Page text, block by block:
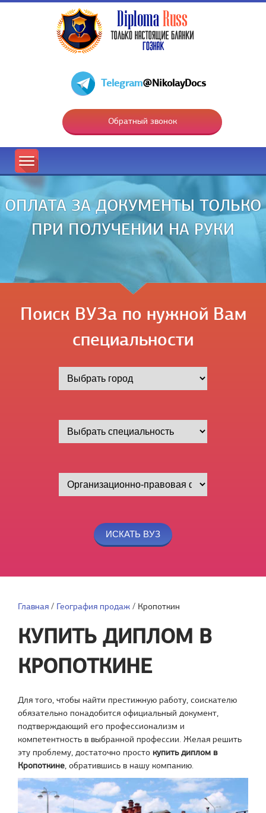
Telegram@NikolayDocs
Обратный звонок
ОПЛАТА ЗА ДОКУМЕНТЫ ТОЛЬКО
ПРИ ПОЛУЧЕНИИ НА РУКИ
Поиск ВУЗа по нужной Вам
специальности
Главная / География продаж / Кропоткин
КУПИТЬ ДИПЛОМ В
КРОПОТКИНЕ
Для того, чтобы найти престижную работу, соискателю
обязательно понадобится официальный документ,
подтверждающий его профессионализм и
компетентность в выбранной профессии. Желая решить
эту проблему, достаточно просто купить диплом в
Кропоткине, обратившись в нашу компанию.